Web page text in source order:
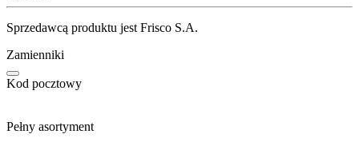
Sprzedawcą produktu jest Frisco S.A.
Zamienniki
Kod pocztowy
Pełny asortyment